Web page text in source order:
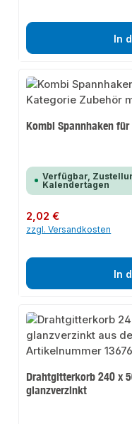
In
Kombi Spannhaken
Verfügbar,
Kalendertagen
Regulärer Preis:
2,02 €
zzgl. Versandkosten
In
Drahtgitterkorb 240 x
glanzverzinkt